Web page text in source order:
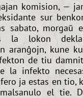
komision, —
sur
sabato, morgaŭ
la lokon
aranĝojn, kune
de tiu
la infekto
ja estas en tio,
el tie.